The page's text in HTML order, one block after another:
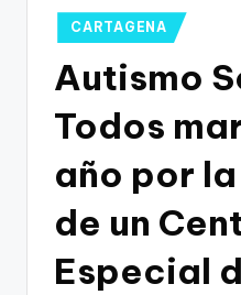
Publicado
en
CARTAGENA
Autismo
Todos
año por
de un
Especial